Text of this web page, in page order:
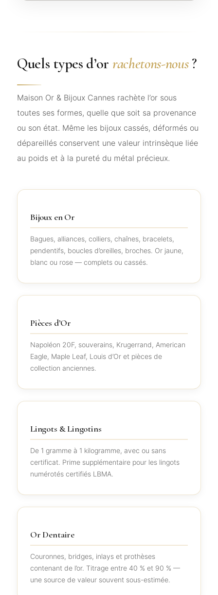
Quels types d’or rachetons-nous?
Maison Or & Bijoux Cannes rachète l’or sous
toutes ses formes, quelle que soit sa provenance
ou son état. Même les bijoux cassés, déformés ou
dépareillés conservent une valeur intrinsèque liée
au poids et à la pureté du métal précieux.
Bijoux en Or
Bagues, alliances, colliers, chaînes, bracelets,
pendentifs, boucles d’oreilles, broches. Or jaune,
blanc ou rose — complets ou cassés.
Pièces d’Or
Napoléon 20F, souverains, Krugerrand, American
Eagle, Maple Leaf, Louis d’Or et pièces de
collection anciennes.
Lingots & Lingotins
De 1 gramme à 1 kilogramme, avec ou sans
certificat. Prime supplémentaire pour les lingots
numérotés certifiés LBMA.
Or Dentaire
Couronnes, bridges, inlays et prothèses
contenant de l’or. Titrage entre 40 % et 90 % —
une source de valeur souvent sous-estimée.